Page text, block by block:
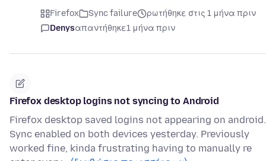
Firefox Sync failure
ρωτήθηκε στις 1 μήνα πριν
Denysαπαντήθηκε1 μήνα πριν
Firefox desktop logins not syncing to Android
Firefox desktop saved logins not appearing on android.
Sync enabled on both devices yesterday. Previously
worked fine, kinda frustrating having to manually re